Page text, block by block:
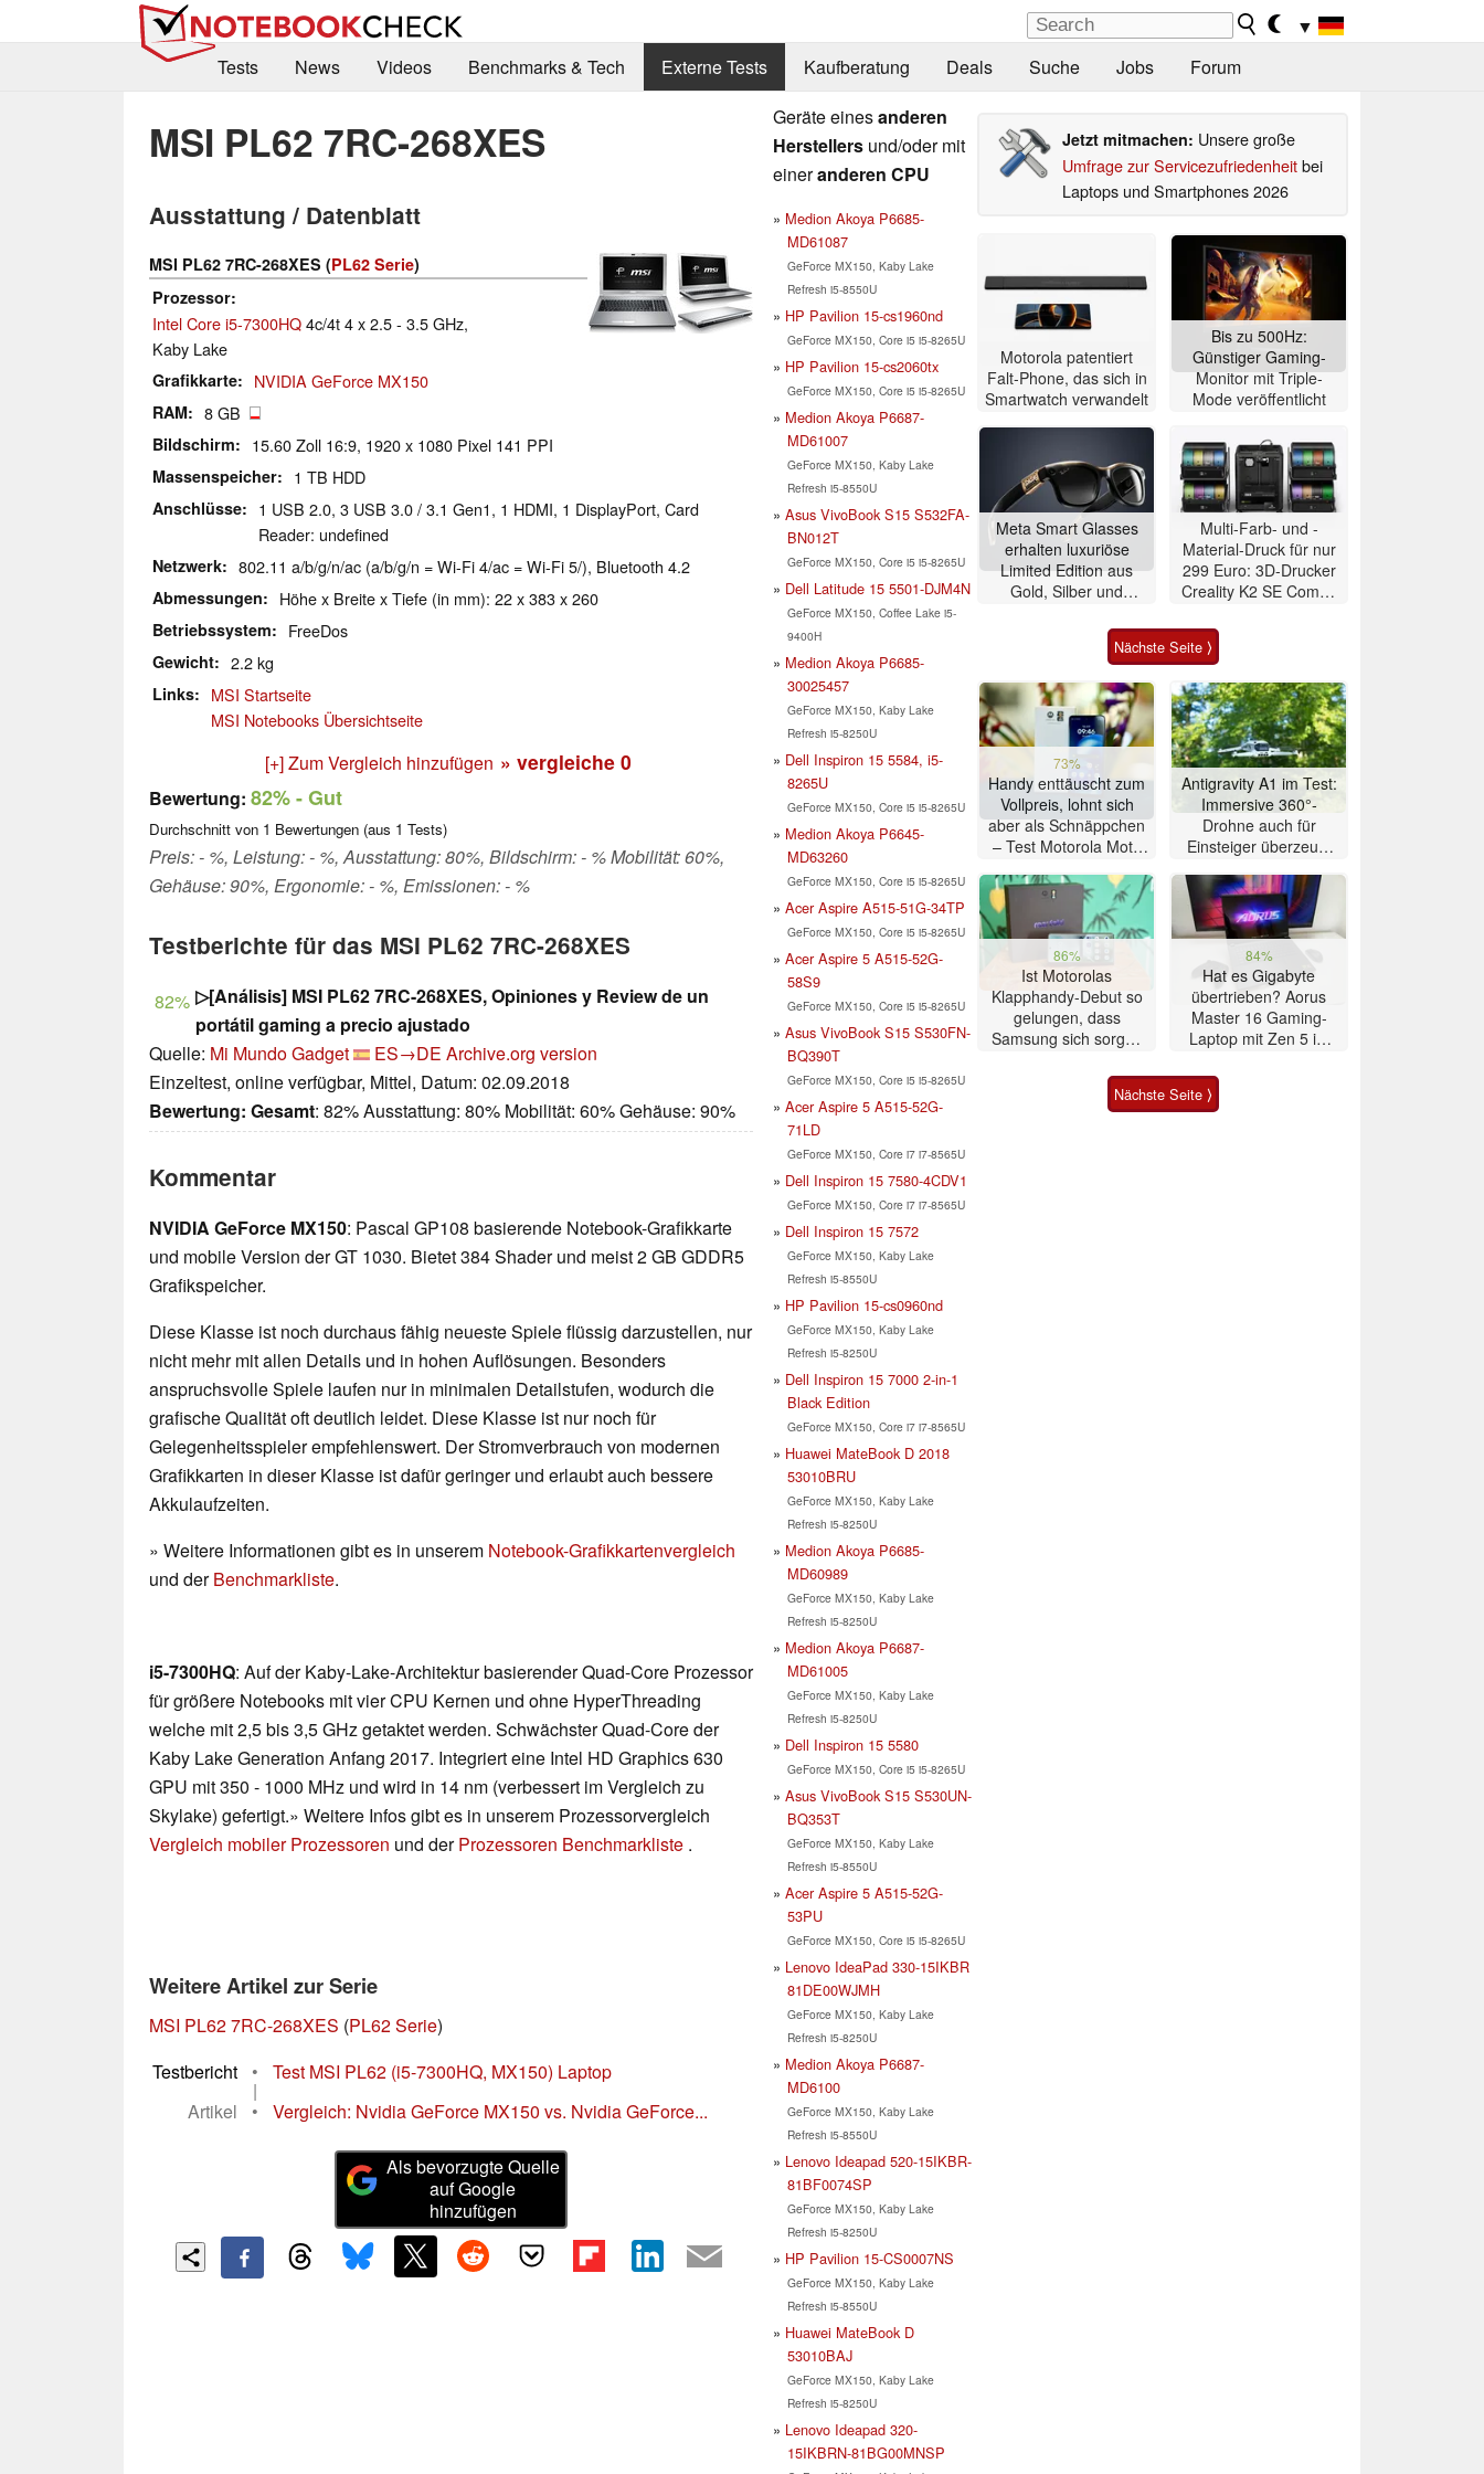
▼
Tests
News Videos Benchmarks & Tech Externe Tests Kaufberatung Deals Suche Jobs Forum
MSI PL62 7RC-268XES
Ausstattung / Datenblatt
MSI PL62 7RC-268XES (PL62 Serie)
Prozessor
Intel Core i5-7300HQ4c/4t 4 x 2.5 - 3.5 GHz,
Kaby Lake
Grafikkarte NVIDIA GeForce MX150
RAM 8 GB
Bildschirm 15.60 Zoll 16:9, 1920 x 1080 Pixel 141 PPI
Massenspeicher 1 TB HDD
Anschlüsse
1 USB 2.0, 3 USB 3.0 / 3.1 Gen1, 1 HDMI, 1 DisplayPort, Card
Reader: undefined
Netzwerk 802.11 a/b/g/n/ac (a/b/g/n = Wi-Fi 4/ac = Wi-Fi 5/), Bluetooth 4.2
Abmessungen Höhe x Breite x Tiefe (in mm): 22 x 383 x 260
Betriebssystem FreeDos
Gewicht 2.2 kg
Links
MSI Startseite
MSI Notebooks Übersichtseite
[+] Zum Vergleich hinzufügen » vergleiche 0
Bewertung: 82%- Gut
Durchschnitt von 1 Bewertungen (aus 1 Tests)
Preis: - %, Leistung: - %, Ausstattung: 80%, Bildschirm: - % Mobilität: 60%,
Gehäuse: 90%, Ergonomie: - %, Emissionen: - %
Testberichte für das MSI PL62 7RC-268XES
82% ▷[Análisis] MSI PL62 7RC-268XES, Opiniones y Review de un
portátil gaming a precio ajustado
Quelle: Mi Mundo Gadget ES→DE Archive.org version
Einzeltest, online verfügbar, Mittel, Datum: 02.09.2018
Bewertung: Gesamt: 82% Ausstattung: 80% Mobilität: 60% Gehäuse: 90%
Kommentar
NVIDIA GeForce MX150: Pascal GP108 basierende Notebook-Grafikkarte
und mobile Version der GT 1030. Bietet 384 Shader und meist 2 GB GDDR5
Grafikspeicher.
Diese Klasse ist noch durchaus fähig neueste Spiele flüssig darzustellen, nur
nicht mehr mit allen Details und in hohen Auflösungen. Besonders
anspruchsvolle Spiele laufen nur in minimalen Detailstufen, wodurch die
grafische Qualität oft deutlich leidet. Diese Klasse ist nur noch für
Gelegenheitsspieler empfehlenswert. Der Stromverbrauch von modernen
Grafikkarten in dieser Klasse ist dafür geringer und erlaubt auch bessere
Akkulaufzeiten.
» Weitere Informationen gibt es in unserem Notebook-Grafikkartenvergleich
und derBenchmarkliste.
i5-7300HQ: Auf der Kaby-Lake-Architektur basierender Quad-Core Prozessor
für größere Notebooks mit vier CPU Kernen und ohne HyperThreading
welche mit 2,5 bis 3,5 GHz getaktet werden. Schwächster Quad-Core der
Kaby Lake Generation Anfang 2017. Integriert eine Intel HD Graphics 630
GPU mit 350 - 1000 MHz und wird in 14 nm (verbessert im Vergleich zu
Skylake) gefertigt.» Weitere Infos gibt es in unserem Prozessorvergleich
Vergleich mobiler Prozessoren und derProzessoren Benchmarkliste .
Weitere Artikel zur Serie
MSI PL62 7RC-268XES (PL62 Serie)
Testbericht
• Test MSI PL62 (i5-7300HQ, MX150) Laptop
|
Artikel
• Vergleich: Nvidia GeForce MX150 vs. Nvidia GeForce...
Als bevorzugte Quelle
auf Google
hinzufügen
Geräte einesanderen
Herstellers und/oder mit
eineranderen CPU
Medion Akoya P6685-
MD61087
GeForce MX150, Kaby Lake
Refresh i5-8550U
HP Pavilion 15-cs1960nd
GeForce MX150, Core i5 i5-8265U
HP Pavilion 15-cs2060tx
GeForce MX150, Core i5 i5-8265U
Medion Akoya P6687-
MD61007
GeForce MX150, Kaby Lake
Refresh i5-8550U
Asus VivoBook S15 S532FA-
BN012T
GeForce MX150, Core i5 i5-8265U
Dell Latitude 15 5501-DJM4N
GeForce MX150, Coffee Lake i5-
9400H
Medion Akoya P6685-
30025457
GeForce MX150, Kaby Lake
Refresh i5-8250U
Dell Inspiron 15 5584, i5-
8265U
GeForce MX150, Core i5 i5-8265U
Medion Akoya P6645-
MD63260
GeForce MX150, Core i5 i5-8265U
Acer Aspire A515-51G-34TP
GeForce MX150, Core i5 i5-8265U
Acer Aspire 5 A515-52G-
58S9
GeForce MX150, Core i5 i5-8265U
Asus VivoBook S15 S530FN-
BQ390T
GeForce MX150, Core i5 i5-8265U
Acer Aspire 5 A515-52G-
71LD
GeForce MX150, Core i7 i7-8565U
Dell Inspiron 15 7580-4CDV1
GeForce MX150, Core i7 i7-8565U
Dell Inspiron 15 7572
GeForce MX150, Kaby Lake
Refresh i5-8550U
HP Pavilion 15-cs0960nd
GeForce MX150, Kaby Lake
Refresh i5-8250U
Dell Inspiron 15 7000 2-in-1
Black Edition
GeForce MX150, Core i7 i7-8565U
Huawei MateBook D 2018
53010BRU
GeForce MX150, Kaby Lake
Refresh i5-8250U
Medion Akoya P6685-
MD60989
GeForce MX150, Kaby Lake
Refresh i5-8250U
Medion Akoya P6687-
MD61005
GeForce MX150, Kaby Lake
Refresh i5-8250U
Dell Inspiron 15 5580
GeForce MX150, Core i5 i5-8265U
Asus VivoBook S15 S530UN-
BQ353T
GeForce MX150, Kaby Lake
Refresh i5-8550U
Acer Aspire 5 A515-52G-
53PU
GeForce MX150, Core i5 i5-8265U
Lenovo IdeaPad 330-15IKBR
81DE00WJMH
GeForce MX150, Kaby Lake
Refresh i5-8250U
Medion Akoya P6687-
MD6100
GeForce MX150, Kaby Lake
Refresh i5-8550U
Lenovo Ideapad 520-15IKBR-
81BF0074SP
GeForce MX150, Kaby Lake
Refresh i5-8250U
HP Pavilion 15-CS0007NS
GeForce MX150, Kaby Lake
Refresh i5-8550U
Huawei MateBook D
53010BAJ
GeForce MX150, Kaby Lake
Refresh i5-8250U
Lenovo Ideapad 320-
15IKBRN-81BG00MNSP
Jetzt mitmachen: Unsere große
Umfrage zur Servicezufriedenheitbei
Laptops und Smartphones 2026
Motorola patentiert
Falt-Phone, das sich in
Smartwatch verwandelt
Bis zu 500Hz:
Günstiger Gaming-
Monitor mit Triple-
Mode veröffentlicht
Meta Smart Glasses
erhalten luxuriöse
Limited Edition aus
Gold, Silber und
Multi-Farb- und -
Material-Druck für nur
299 Euro: 3D-Drucker
Creality K2 SE Combo
Schnäppchenpreis
Nächste Seite ⟩
73%
Handy enttäuscht zum
Vollpreis, lohnt sich
aber als Schnäppchen
– Test Motorola Moto
Antigravity A1 im Test:
Immersive 360°-
Drohne auch für
Einsteiger überzeugt
86%
Ist Motorolas
Klapphandy-Debut so
gelungen, dass
Samsung sich sorgen
Smartphone im Test
84%
Hat es Gigabyte
übertrieben? Aorus
Master 16 Gaming-
Laptop mit Zen 5 im
Nächste Seite ⟩